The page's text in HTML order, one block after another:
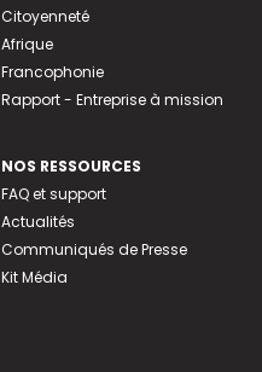
Citoyenneté
Afrique
Francophonie
Rapport - Entreprise à mission
NOS RESSOURCES
FAQ et support
Actualités
Communiqués de Presse
Kit Média